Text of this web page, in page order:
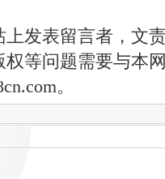
发表留言者，文
等问题需要与本
。